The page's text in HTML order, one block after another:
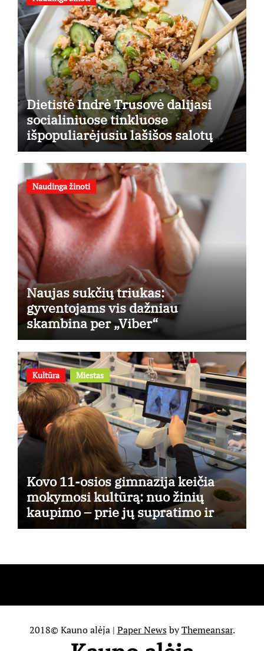
Dietistė Indrė Trusovė dalijasi
socialiniuose tinkluose
išpopuliarėjusiu lašišos salotų
receptu
Naudinga žinoti
Naujas sukčių triukas:
gyventojams vis dažniau
skambina per „Viber“
Kultūra Miestas
Kovo 11-osios gimnazija keičia
mokymosi kultūrą: nuo žinių
kaupimo – prie jų supratimo ir
taikymo
2018© Kauno alėja | Paper NewsbyThemeansar.